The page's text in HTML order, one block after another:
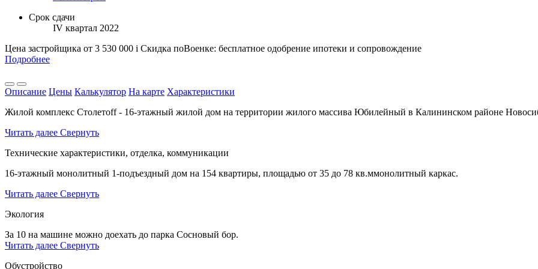
Срок сдачи
IV квартал 2022
Цена застройщика от 3 530 000 i Скидка поВоенке: бесплатное одобрение ипотеки и сопровождение
Подробнее
Описание Цены Калькулятор На карте Характеристики
Жилой комплекс Столетоff - 16-этажный жилой дом на территории жилого массива Юбилейный в Калининском районе
Читать далее Свернуть
Технические характеристики, отделка, коммуникации
16-этажный монолитный 1-подъездный дом на 154 квартиры, площадью от 35 до 78 кв.ммонолитный каркас.
Читать далее Свернуть
Экология
За 10 на машине можно доехать до парка Сосновый бор.
Читать далее Свернуть
Обустройство